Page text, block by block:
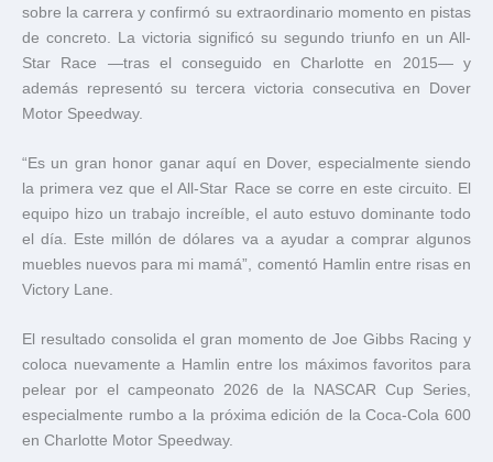
sobre la carrera y confirmó su extraordinario momento en pistas
de concreto. La victoria significó su segundo triunfo en un All-
Star Race —tras el conseguido en Charlotte en 2015— y
además representó su tercera victoria consecutiva en Dover
Motor Speedway.
“Es un gran honor ganar aquí en Dover, especialmente siendo
la primera vez que el All-Star Race se corre en este circuito. El
equipo hizo un trabajo increíble, el auto estuvo dominante todo
el día. Este millón de dólares va a ayudar a comprar algunos
muebles nuevos para mi mamá”, comentó Hamlin entre risas en
Victory Lane.
El resultado consolida el gran momento de Joe Gibbs Racing y
coloca nuevamente a Hamlin entre los máximos favoritos para
pelear por el campeonato 2026 de la NASCAR Cup Series,
especialmente rumbo a la próxima edición de la Coca-Cola 600
en Charlotte Motor Speedway.